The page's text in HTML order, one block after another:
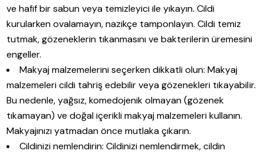
ve hafif bir sabun veya temizleyici ile yıkayın. Cildi
kurularken ovalamayın, nazikçe tamponlayın. Cildi temiz
tutmak, gözeneklerin tıkanmasını ve bakterilerin üremesini
engeller.
Makyaj malzemelerini seçerken dikkatli olun: Makyaj
malzemeleri cildi tahriş edebilir veya gözenekleri tıkayabilir.
Bu nedenle, yağsız, komedojenik olmayan (gözenek
tıkamayan) ve doğal içerikli makyaj malzemeleri kullanın.
Makyajınızı yatmadan önce mutlaka çıkarın.
Cildinizi nemlendirin: Cildinizi nemlendirmek, cildin